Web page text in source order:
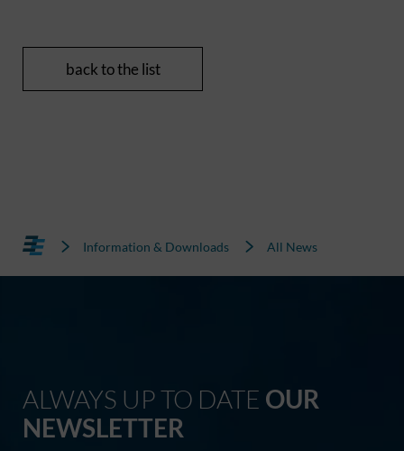
back to the list
Information & Downloads All News
ALWAYS UP TO DATE OUR
NEWSLETTER